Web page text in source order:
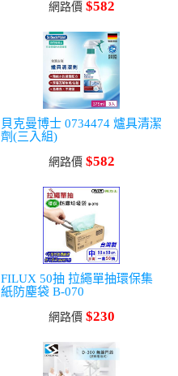
網路價 $582
貝克曼博士 0734474 爐具清潔
劑(三入組)
網路價 $582
FILUX 50抽 拉繩單抽環保集
紙防塵袋 B-070
網路價 $230